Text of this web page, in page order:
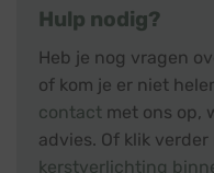
Hulp nodig?
Heb je nog vragen
of kom je er niet
contact met ons op,
advies. Of klik
kerstverlichting